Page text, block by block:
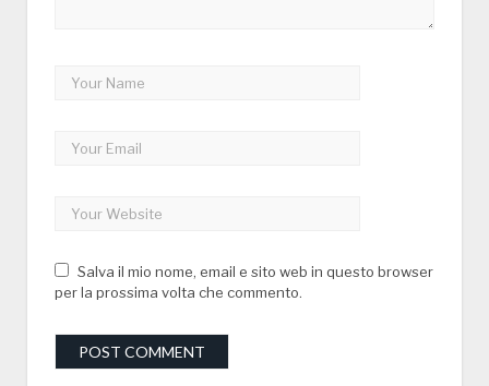
Salva il mio nome, email e sito web in questo browser
per la prossima volta che commento.